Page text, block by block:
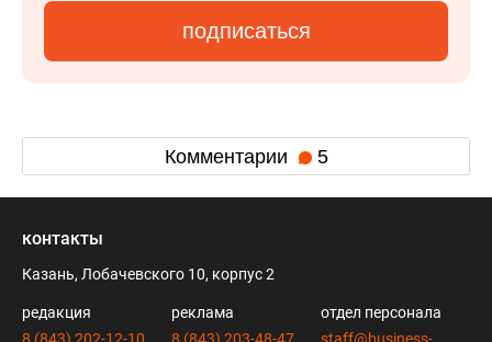
подписаться
Комментарии 5
контакты
Казань, Лобачевского 10, корпус 2
редакция
реклама
отдел персонала